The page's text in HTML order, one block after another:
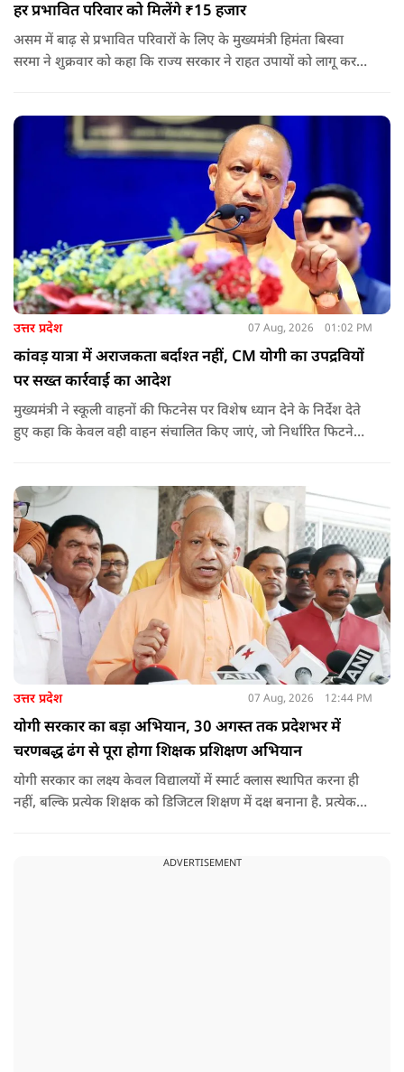
हर प्रभावित परिवार को मिलेंगे ₹15 हजार
असम में बाढ़ से प्रभावित परिवारों के लिए के मुख्यमंत्री हिमंता बिस्वा
सरमा ने शुक्रवार को कहा कि राज्य सरकार ने राहत उपायों को लागू करना
उत्तर प्रदेश 07 Aug, 2026 01:02 PM
कांवड़ यात्रा में अराजकता बर्दाश्त नहीं, CM योगी का उपद्रवियों
पर सख्त कार्रवाई का आदेश
मुख्यमंत्री ने स्कूली वाहनों की फिटनेस पर विशेष ध्यान देने के निर्देश देते
हुए कहा कि केवल वही वाहन संचालित किए जाएं, जो निर्धारित फिटनेस
ताकि विद्यार्थियों और आम नागरिकों की सुरक्षा सुनिश्चित की जा सके.
उत्तर प्रदेश 07 Aug, 2026 12:44 PM
योगी सरकार का बड़ा अभियान, 30 अगस्त तक प्रदेशभर में
चरणबद्ध ढंग से पूरा होगा शिक्षक प्रशिक्षण अभियान
योगी सरकार का लक्ष्य केवल विद्यालयों में स्मार्ट क्लास स्थापित करना ही
नहीं, बल्कि प्रत्येक शिक्षक को डिजिटल शिक्षण में दक्ष बनाना है. प्रत्येक
ADVERTISEMENT